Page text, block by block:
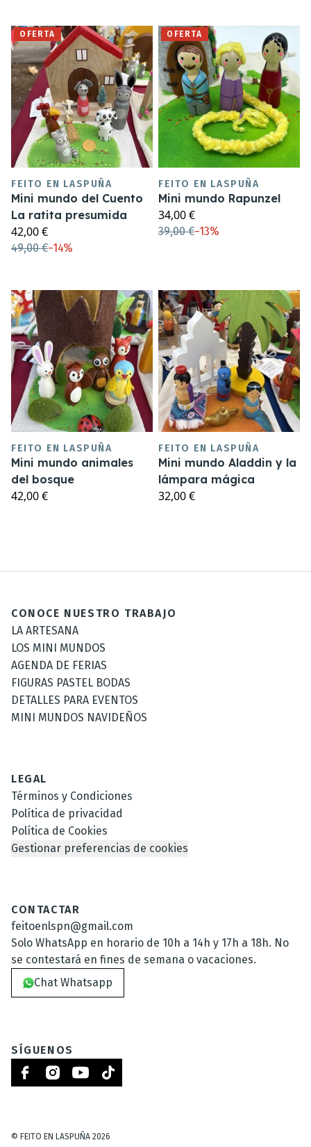
OFERTA
FEITO EN LASPUÑA
Mini mundo del Cuento
La ratita presumida
42,00 €
49,00 €−14%
OFERTA
FEITO EN LASPUÑA
Mini mundo Rapunzel
34,00 €
39,00 €−13%
FEITO EN LASPUÑA
Mini mundo animales
del bosque
42,00 €
FEITO EN LASPUÑA
Mini mundo Aladdin y la
lámpara mágica
32,00 €
CONOCE NUESTRO TRABAJO
LA ARTESANA
LOS MINI MUNDOS
AGENDA DE FERIAS
FIGURAS PASTEL BODAS
DETALLES PARA EVENTOS
MINI MUNDOS NAVIDEÑOS
LEGAL
Términos y Condiciones
Política de privacidad
Política de Cookies
Gestionar preferencias de cookies
CONTACTAR
feitoenlspn@gmail.com
Solo WhatsApp en horario de 10h a 14h y 17h a 18h. No
se contestará en fines de semana o vacaciones.
Chat Whatsapp
SÍGUENOS
© FEITO EN LASPUÑA 2026